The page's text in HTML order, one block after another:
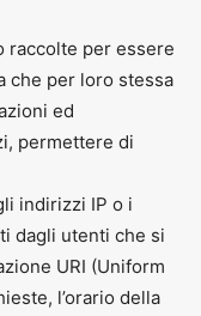
raccolte per essere
che per loro stessa
ed
permettere di
indirizzi IP o i
dagli utenti che si
URI (Uniform
l’orario della